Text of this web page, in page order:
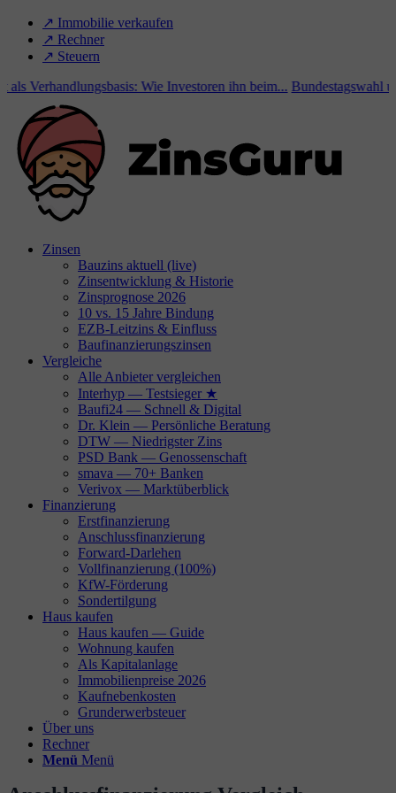
↗️ Immobilie verkaufen
↗️ Rechner
↗️ Steuern
Verhandlungsbasis: Wie Investoren ihn beim... Bundestagswahl
Zinsen
Bauzins aktuell (live)
Zinsentwicklung & Historie
Zinsprognose 2026
10 vs. 15 Jahre Bindung
EZB-Leitzins & Einfluss
Baufinanzierungszinsen
Vergleiche
Alle Anbieter vergleichen
Interhyp — Testsieger ★
Baufi24 — Schnell & Digital
Dr. Klein — Persönliche Beratung
DTW — Niedrigster Zins
PSD Bank — Genossenschaft
smava — 70+ Banken
Verivox — Marktüberblick
Finanzierung
Erstfinanzierung
Anschlussfinanzierung
Forward-Darlehen
Vollfinanzierung (100%)
KfW-Förderung
Sondertilgung
Haus kaufen
Haus kaufen — Guide
Wohnung kaufen
Als Kapitalanlage
Immobilienpreise 2026
Kaufnebenkosten
Grunderwerbsteuer
Über uns
Rechner
Menü Menü